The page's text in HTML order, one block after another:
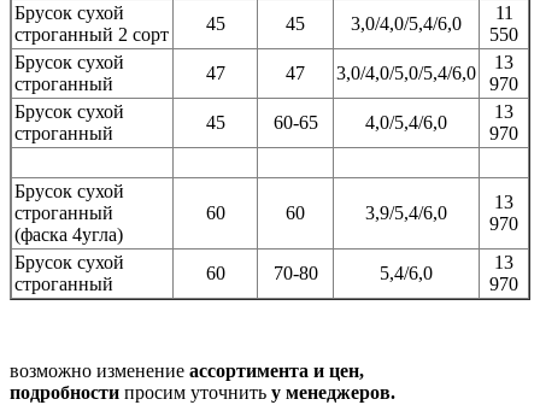
Брусок сухой
строганный 2 сорт
45 45 3,0/4,0/5,4/6,0
11
550
Брусок сухой
строганный
47 47 3,0/4,0/5,0/5,4/6,0
13
970
Брусок сухой
строганный
45 60-65 4,0/5,4/6,0
13
970
Брусок сухой
строганный
(фаска 4угла)
60 60 3,9/5,4/6,0
13
970
Брусок сухой
строганный
60 70-80 5,4/6,0
13
970
возможно изменение ассортимента и цен,
подробности просим уточнить у менеджеров.